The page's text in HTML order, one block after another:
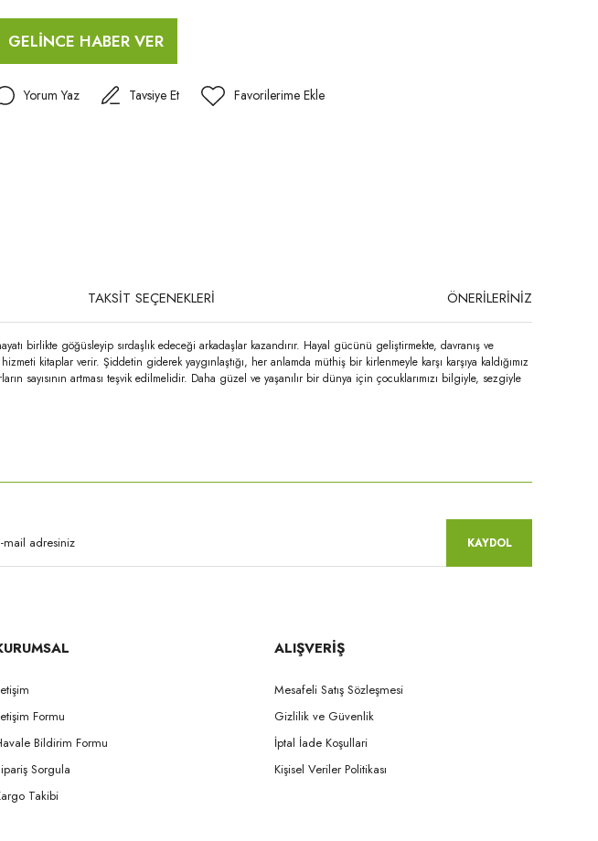
GELİNCE HABER VER
Yorum Yaz Tavsiye Et
TAKSİT SEÇENEKLERİ ÖNERİLERİNİZ
birlikte göğüsleyip sırdaşlık edeceği arkadaşlar kazandırır. Hayal gücünü geliştirmekte, davranış ve
kitaplar verir. Şiddetin giderek yaygınlaştığı, her anlamda müthiş bir kirlenmeyle karşı karşıya kaldığımız
artması teşvik edilmelidir. Daha güzel ve yaşanılır bir dünya için çocuklarımızı bilgiyle, sezgiyle
KAYDOL
Formu
Bildirim Formu
Sorgula
Takibi
ALIŞVERİŞ
Mesafeli Satış Sözleşmesi
Gizlilik ve Güvenlik
İptal İade Koşullari
Kişisel Veriler Politikası